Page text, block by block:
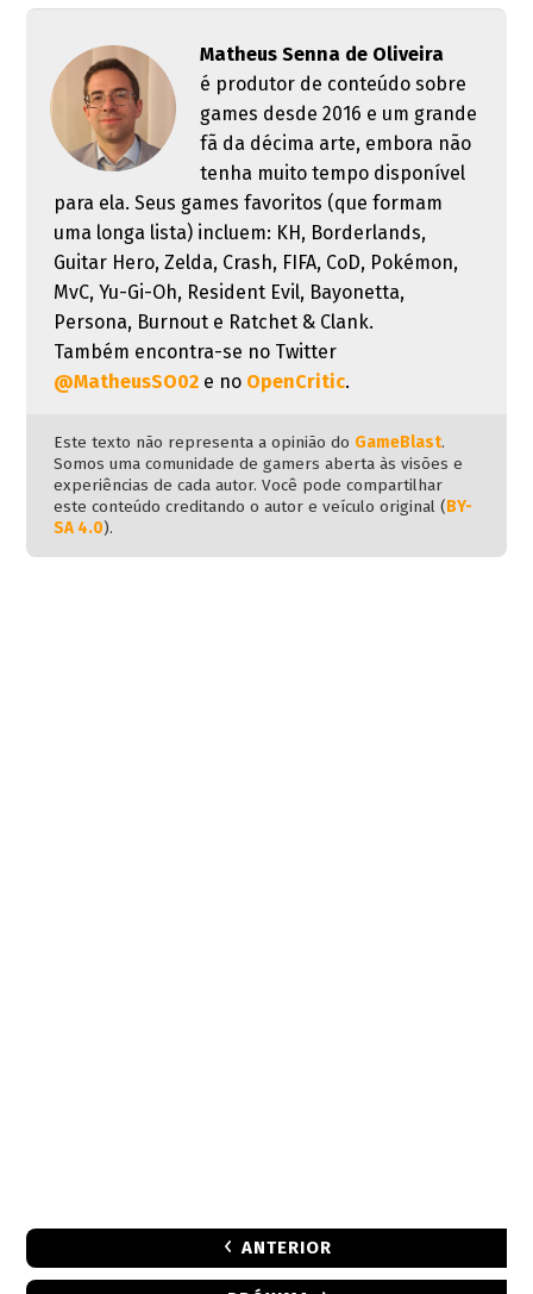
Matheus Senna de Oliveira
é produtor de conteúdo sobre
games desde 2016 e um grande
fã da décima arte, embora não
tenha muito tempo disponível
para ela. Seus games favoritos (que formam
uma longa lista) incluem: KH, Borderlands,
Guitar Hero, Zelda, Crash, FIFA, CoD, Pokémon,
MvC, Yu-Gi-Oh, Resident Evil, Bayonetta,
Persona, Burnout e Ratchet & Clank.
Também encontra-se no Twitter
@MatheusSO02e no OpenCritic.
Este texto não representa a opinião do GameBlast.
Somos uma comunidade de gamers aberta às visões e
experiências de cada autor. Você pode compartilhar
este conteúdo creditando o autor e veículo original (BY-
SA 4.0).
ANTERIOR